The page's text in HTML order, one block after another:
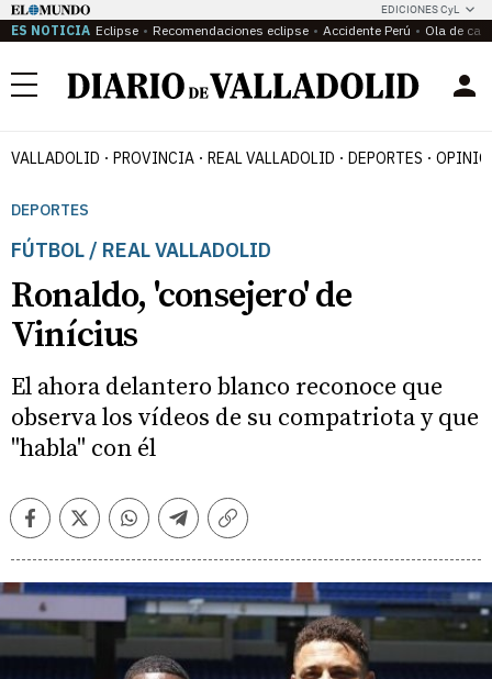
EDICIONES CyL
ES NOTICIA Eclipse Recomendaciones eclipse Accidente Perú Ola de
Menú
VALLADOLID PROVINCIA REAL VALLADOLID DEPORTES
DEPORTES
FÚTBOL / REAL VALLADOLID
Ronaldo, 'consejero' de
Vinícius
El ahora delantero blanco reconoce que
observa los vídeos de su compatriota y que
"habla" con él
FacebookTwitterWhatsappTelegramCopiar